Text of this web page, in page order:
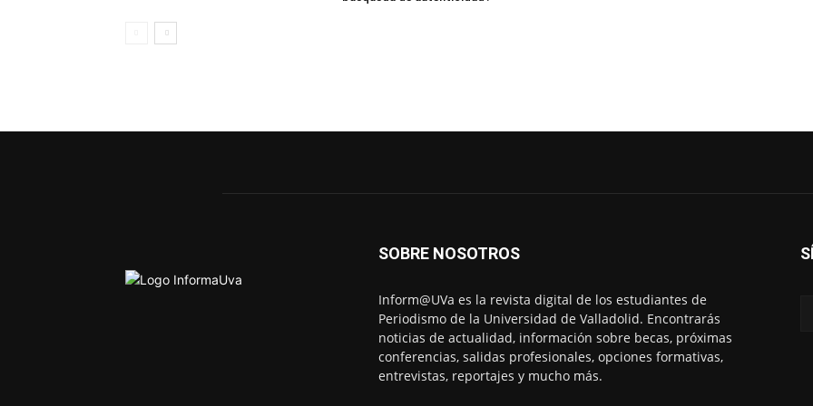
SOBRE NOSOTROS
Inform@UVa es la revista digital de los estudiantes de
Periodismo de la Universidad de Valladolid. Encontrarás
noticias de actualidad, información sobre becas, próximas
conferencias, salidas profesionales, opciones formativas,
entrevistas, reportajes y mucho más.